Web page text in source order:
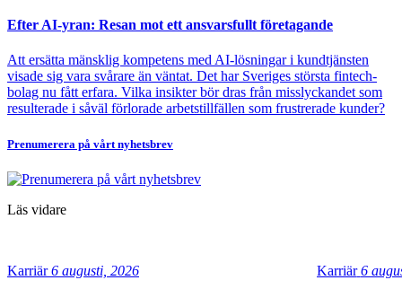
Efter AI-yran: Resan mot ett ansvarsfullt företagande
Att ersätta mänsklig kompetens med AI-lösningar i kundtjänsten
visade sig vara svårare än väntat. Det har Sveriges största fintech-
bolag nu fått erfara. Vilka insikter bör dras från misslyckandet som
resulterade i såväl förlorade arbetstillfällen som frustrerade kunder?
Prenumerera på vårt nyhetsbrev
Läs vidare
Karriär 6 augusti, 2026 Karriär 6